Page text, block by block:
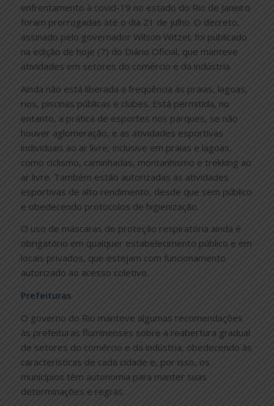
enfrentamento à covid-19 no estado do Rio de Janeiro
foram prorrogadas até o dia 21 de julho. O decreto,
assinado pelo governador Wilson Witzel, foi publicado
na edição de hoje (7) do Diário Oficial, que manteve
atividades em setores do comércio e da indústria.
Ainda não está liberada a frequência às praias, lagoas,
rios, piscinas públicas e clubes. Está permitida, no
entanto, a prática de esportes nos parques, se não
houver aglomeração, e as atividades esportivas
individuais ao ar livre, inclusive em praias e lagoas,
como ciclismo, caminhadas, montanhismo e trekking ao
ar livre. Também estão autorizadas as atividades
esportivas de alto rendimento, desde que sem público
e obedecendo protocolos de higienização.
O uso de máscaras de proteção respiratória ainda é
obrigatório em qualquer estabelecimento público e em
locais privados, que estejam com funcionamento
autorizado ao acesso coletivo.
Prefeituras
O governo do Rio manteve algumas recomendações
às prefeituras fluminenses sobre a reabertura gradual
de setores do comércio e da indústria, obedecendo às
características de cada cidade e, por isso, os
municípios têm autonomia para manter suas
determinações e regras.